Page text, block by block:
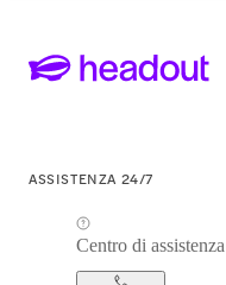
ASSISTENZA 24/7
Centro di assistenza